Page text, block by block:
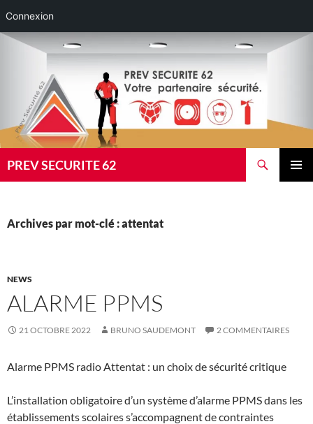
Connexion
Aller
PREV SECURITE 62
Archives par mot-clé : attentat
NEWS
ALARME PPMS
21 OCTOBRE 2022 BRUNO SAUDEMONT 2 COMMENTAIRES
Alarme PPMS radio Attentat : un choix de sécurité critique
L’installation obligatoire d’un système d’alarme PPMS dans les
établissements scolaires s’accompagnent de contraintes